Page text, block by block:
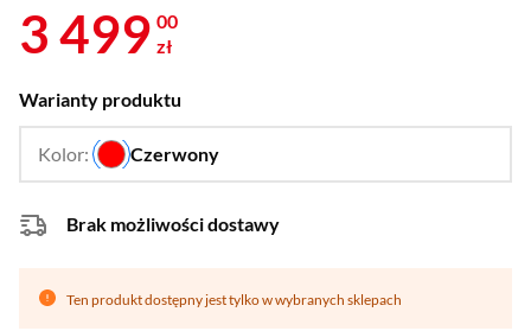
3 499 00
zł
Warianty produktu
Kolor: Czerwony
…
Brak możliwości dostawy
Ten produkt dostępny jest tylko w wybranych sklepach